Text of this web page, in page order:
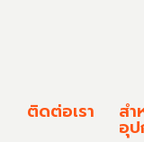
ติดต่อเรา สำ
อุป